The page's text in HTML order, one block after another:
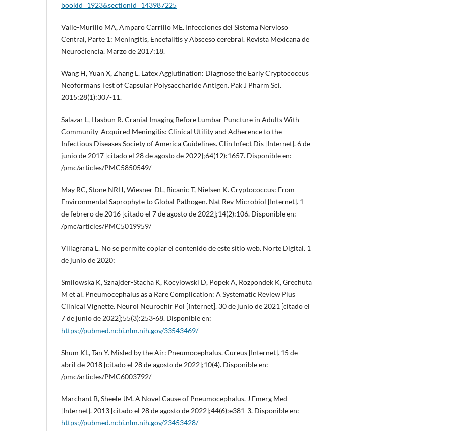
bookid=1923&sectionid=143987225
Valle-Murillo MA, Amparo Carrillo ME. Infecciones del Sistema Nervioso
Central, Parte 1: Meningitis, Encefalitis y Absceso cerebral. Revista Mexicana de
Neurociencia. Marzo de 2017;18.
Wang H, Yuan X, Zhang L. Latex Agglutination: Diagnose the Early Cryptococcus
Neoformans Test of Capsular Polysaccharide Antigen. Pak J Pharm Sci.
2015;28(1):307-11.
Salazar L, Hasbun R. Cranial Imaging Before Lumbar Puncture in Adults With
Community-Acquired Meningitis: Clinical Utility and Adherence to the
Infectious Diseases Society of America Guidelines. Clin Infect Dis [Internet]. 6 de
junio de 2017 [citado el 28 de agosto de 2022];64(12):1657. Disponible en:
/pmc/articles/PMC5850549/
May RC, Stone NRH, Wiesner DL, Bicanic T, Nielsen K. Cryptococcus: From
Environmental Saprophyte to Global Pathogen. Nat Rev Microbiol [Internet]. 1
de febrero de 2016 [citado el 7 de agosto de 2022];14(2):106. Disponible en:
/pmc/articles/PMC5019959/
Villagrana L. No se permite copiar el contenido de este sitio web. Norte Digital. 1
de junio de 2020;
Smilowska K, Sznajder-Stacha K, Kocylowski D, Popek A, Rozpondek K, Grechuta
M et al. Pneumocephalus as a Rare Complication: A Systematic Review Plus
Clinical Vignette. Neurol Neurochir Pol [Internet]. 30 de junio de 2021 [citado el
7 de junio de 2022];55(3):253-68. Disponible en:
https://pubmed.ncbi.nlm.nih.gov/33543469/
Shum KL, Tan Y. Misled by the Air: Pneumocephalus. Cureus [Internet]. 15 de
abril de 2018 [citado el 28 de agosto de 2022];10(4). Disponible en:
/pmc/articles/PMC6003792/
Marchant B, Sheele JM. A Novel Cause of Pneumocephalus. J Emerg Med
[Internet]. 2013 [citado el 28 de agosto de 2022];44(6):e381-3. Disponible en:
https://pubmed.ncbi.nlm.nih.gov/23453428/